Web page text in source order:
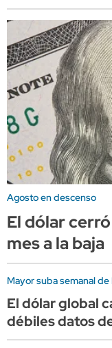
Agosto en descenso
El dólar
mes a la baja
Mayor suba semanal
El dólar global
débiles datos